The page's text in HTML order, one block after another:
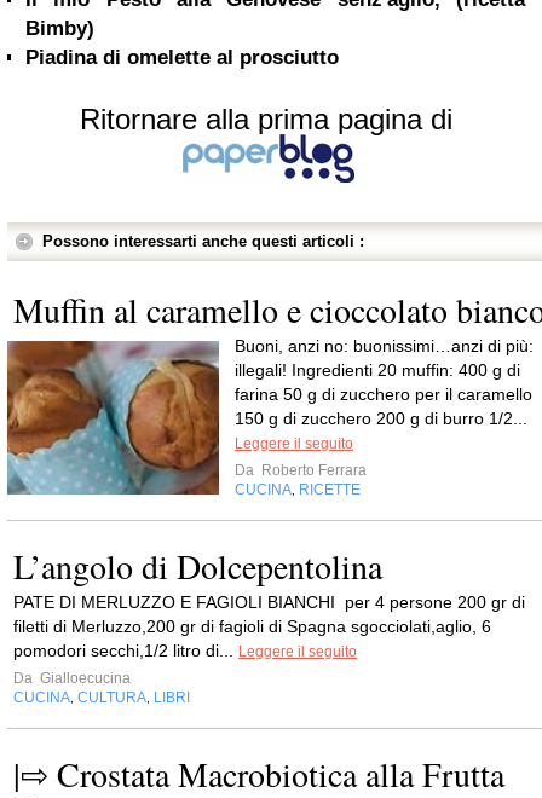
Bimby)
Piadina di omelette al prosciutto
Ritornare alla prima pagina di
Possono interessarti anche questi articoli :
Muffin al caramello e cioccolato
Buoni, anzi no: buonissimi…anzi di più:
illegali! Ingredienti 20 muffin: 400 g di
farina 50 g di zucchero per il caramello
150 g di zucchero 200 g di burro 1/2...
Leggere il seguito
Da Roberto Ferrara
CUCINA RICETTE
L’angolo di Dolcepentolina
PATE DI MERLUZZO E FAGIOLI BIANCHI per 4 persone 200 gr di
filetti di Merluzzo,200 gr di fagioli di Spagna sgocciolati,aglio, 6
pomodori secchi,1/2 litro di...
Leggere il seguito
Da Gialloecucina
CUCINA CULTURA LIBRI
|⇨ Crostata Macrobiotica alla Frutta